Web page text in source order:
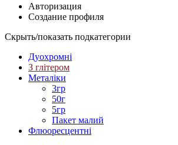
Авторизация
Создание профиля
Скрыть/показать подкатегории
Дуохромні
З глітером
Металіки
3гр
50г
5гр
Пакет малий
Флюоресцентні